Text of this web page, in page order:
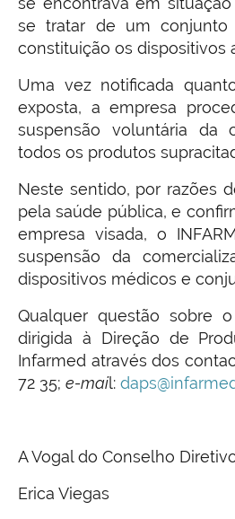
se tratar de um
constituição os dispositivos
Uma vez notificada
exposta, a empresa
suspensão voluntária da
todos os produtos
Neste sentido, por razões
pela saúde pública, e
empresa visada, o
suspensão da
dispositivos médicos e
Qualquer questão sobre
dirigida à Direção de
Infarmed através dos
72 35; e-mail:
A Vogal do Conselho
Erica Viegas